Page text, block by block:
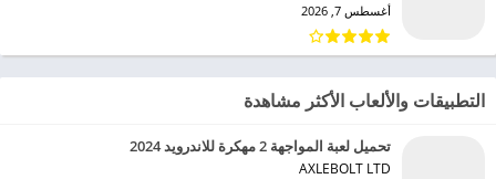
أغسطس 7, 2026
التطبيقات والألعاب الأكثر مشاهدة
تحميل لعبة المواجهة 2 مهكرة للاندرويد 2024
AXLEBOLT LTD‏